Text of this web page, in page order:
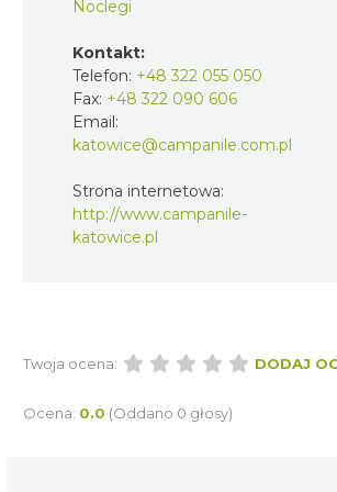
Noclegi
Kontakt:
Telefon: +48 322 055 050
Fax: +48 322 090 606
Email:
katowice@campanile.com.pl
Strona internetowa:
http://www.campanile-
katowice.pl
Twoja ocena: DODAJ
Ocena: 0.0 (Oddano 0 głosy)